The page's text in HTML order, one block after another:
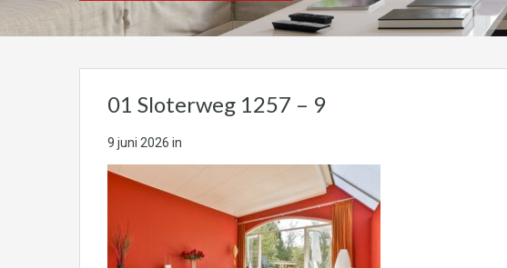
01 Sloterweg 1257 – 9
9 juni 2026 in